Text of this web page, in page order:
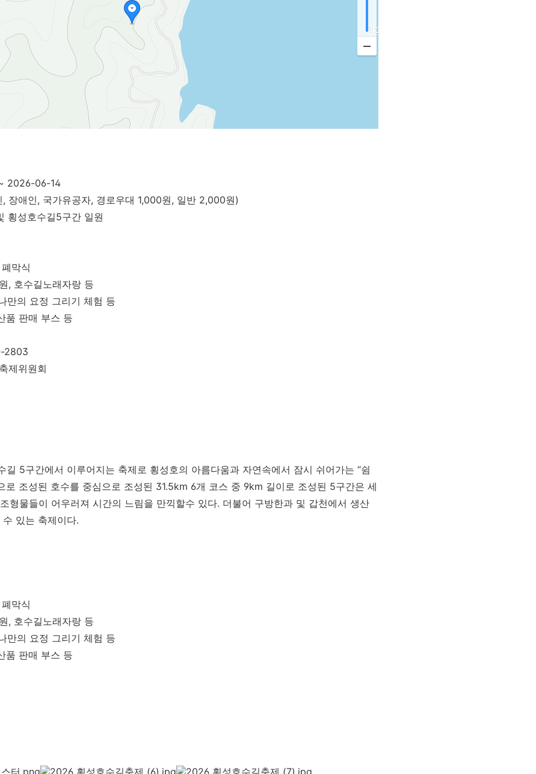
2026-06-14
, 장애인, 국가유공자, 경로우대 1,000원, 일반 2,000원)
횡성호수길5구간 일원
막식
, 호수길노래자랑 등
만의 요정 그리기 체험 등
품 판매 부스 등
2803
제위원회
길 5구간에서 이루어지는 축제로 횡성호의 아름다움과 자연속에서 잠시 쉬어가는 “쉼
로 조성된 호수를 중심으로 조성된 31.5km 6개 코스 중 9km 길이로 조성된 5구간은 세
형물들이 어우러져 시간의 느림을 만끽할수 있다. 더불어 구방한과 및 갑천에서 생산
있는 축제이다.
막식
, 호수길노래자랑 등
만의 요정 그리기 체험 등
품 판매 부스 등